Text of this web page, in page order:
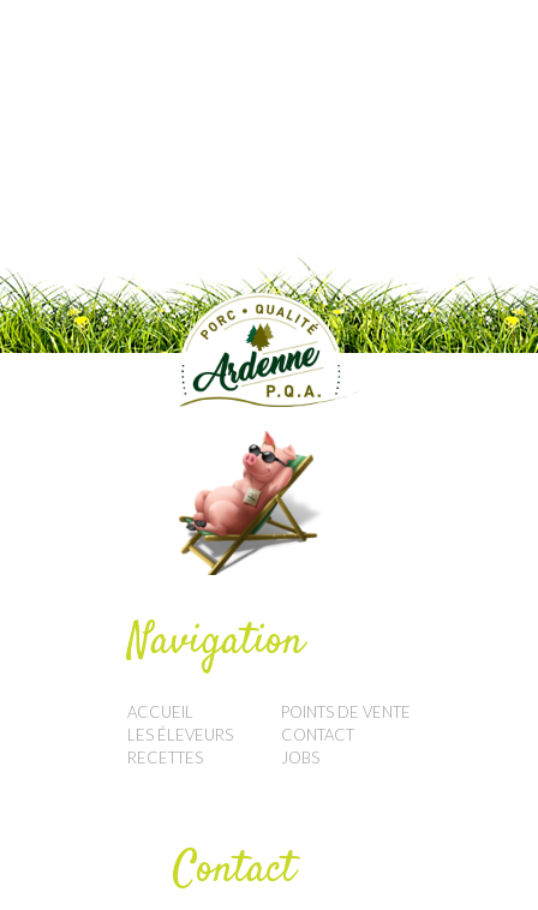
Navigation
ACCUEIL
LES ÉLEVEURS
RECETTES
POINTS DE VENTE
CONTACT
JOBS
Contact